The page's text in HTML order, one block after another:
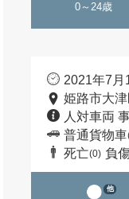
0～24歳
2021年7月
姫路市大
人対車両
普通貨物車
死亡(0) 負傷
他